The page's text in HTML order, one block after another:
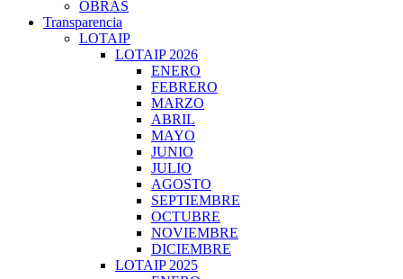
OBRAS
Transparencia
LOTAIP
LOTAIP 2026
ENERO
FEBRERO
MARZO
ABRIL
MAYO
JUNIO
JULIO
AGOSTO
SEPTIEMBRE
OCTUBRE
NOVIEMBRE
DICIEMBRE
LOTAIP 2025